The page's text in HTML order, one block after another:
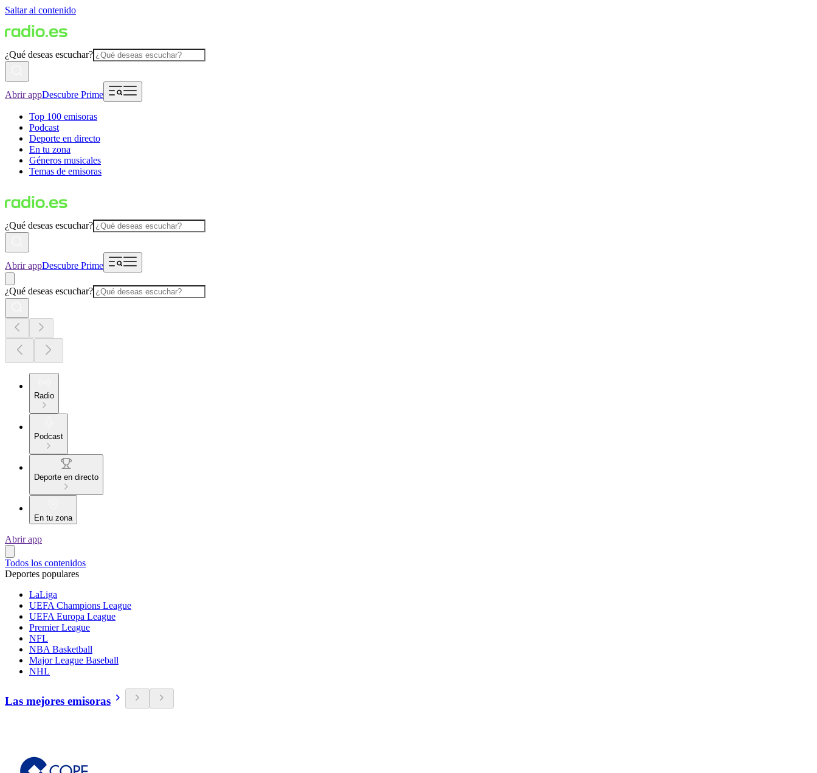
Saltar al contenido
¿Qué deseas escuchar?
Abrir appDescubre Prime
Top 100 emisoras
Podcast
Deporte en directo
En tu zona
Géneros musicales
Temas de emisoras
¿Qué deseas escuchar?
Abrir appDescubre Prime
¿Qué deseas escuchar?
Radio
Podcast
Deporte en directo
En tu zona
Abrir app
Todos los contenidos
Deportes populares
LaLiga
UEFA Champions League
UEFA Europa League
Premier League
NFL
NBA Basketball
Major League Baseball
NHL
Las mejores emisoras